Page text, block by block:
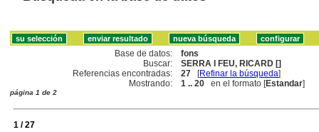
Base de datos:
fons
Buscar:
SERRA I FEU, RICARD []
Referencias encontradas:
27 [Refinar la búsqueda]
Mostrando:
1 .. 20 en el formato [Estandar]
página 1 de 2
1 / 27